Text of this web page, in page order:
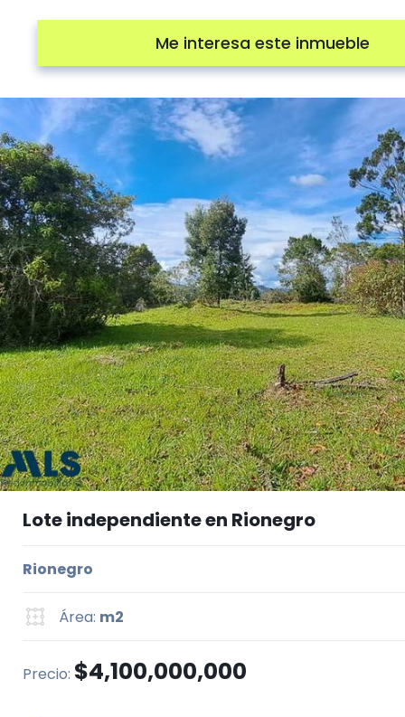
Me interesa este inmueble
Lote independiente en Rionegro
Rionegro
Área: m2
Precio: $4,100,000,000